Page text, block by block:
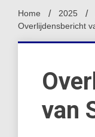
Home 2025
Overlijdensbericht
van